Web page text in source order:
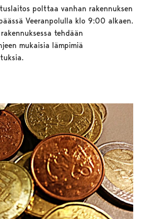
polttaa vanhan rakennuksen
Veeranpolulla klo 9:00 alkaen.
tehdään
mukaisia lämpimiä